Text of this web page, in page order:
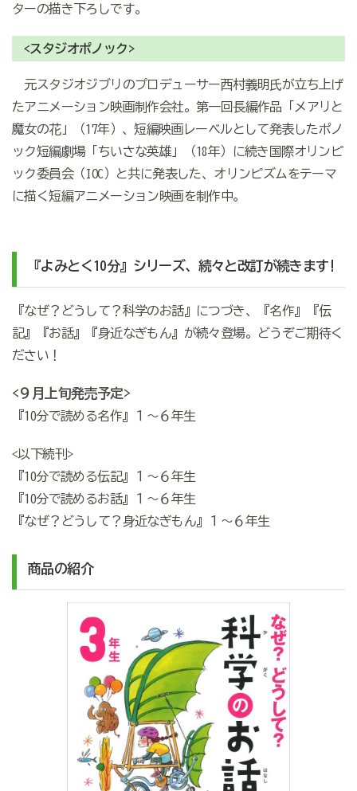
ターの描き下ろしです。
<スタジオポノック>
元スタジオジブリのプロデューサー西村義明氏が立ち上げ
たアニメーション映画制作会社。第一回長編作品「メアリと
魔女の花」（17年）、短編映画レーベルとして発表したポノ
ック短編劇場「ちいさな英雄」（18年）に続き国際オリンピ
ック委員会（IOC）と共に発表した、オリンピズムをテーマ
に描く短編アニメーション映画を制作中。
『よみとく10分』シリーズ、続々と改訂が続きます!
『なぜ？どうして？科学のお話』につづき、『名作』『伝
記』『お話』『身近なぎもん』が続々登場。どうぞご期待く
ださい！
<９月上旬発売予定>
『10分で読める名作』１～６年生
<以下続刊>
『10分で読める伝記』１～６年生
『10分で読めるお話』１～６年生
『なぜ？どうして？身近なぎもん』１～６年生
商品の紹介